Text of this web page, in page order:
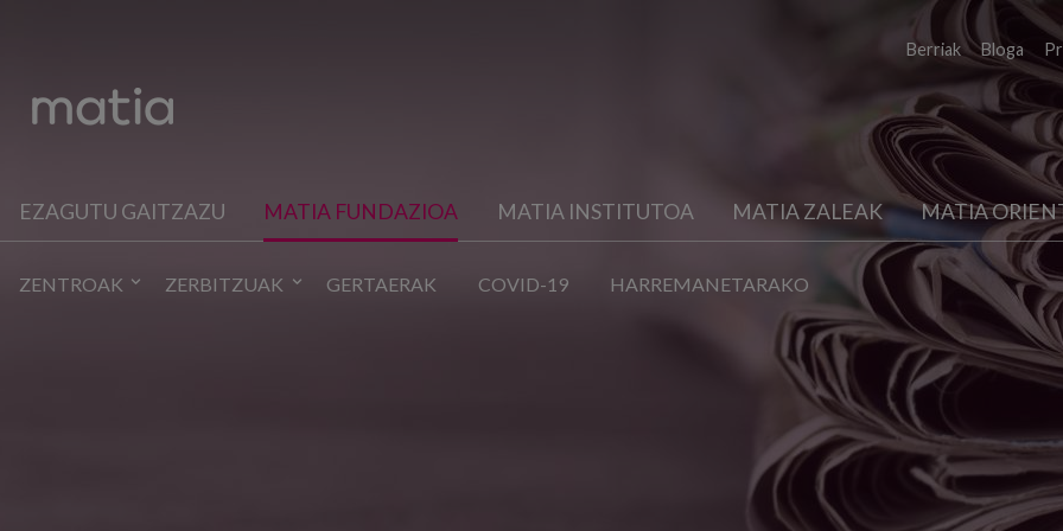
Berriak Bloga
EZAGUTU GAITZAZU MATIA FUNDAZIOA MATIA INSTITUTOA MATIA ZALEAK MATIA
ZENTROAK ZERBITZUAK GERTAERAK COVID-19 HARREMANETARAKO